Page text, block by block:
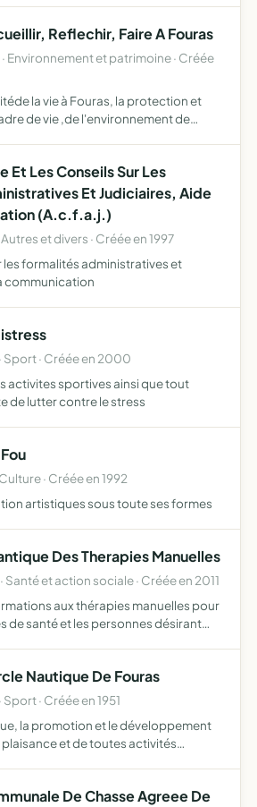
Reflechir, Faire A Fouras
Environnement et patrimoine · Créée
la vie à Fouras, la protection et
de vie ,de l'environnement de
Et Les Conseils Sur Les
Et Judiciaires, Aide
(A.c.f.a.j.)
et divers · Créée en 1997
les formalités administratives et
communication
Sport · Créée en 2000
activites sportives ainsi que tout
de lutter contre le stress
· Créée en 1992
artistiques sous toute ses formes
Des Therapies Manuelles
Santé et action sociale · Créée en 2011
aux thérapies manuelles pour
de santé et les personnes désirant
Nautique De Fouras
· Créée en 1951
la promotion et le développement
et de toutes activités
De Chasse Agreee De